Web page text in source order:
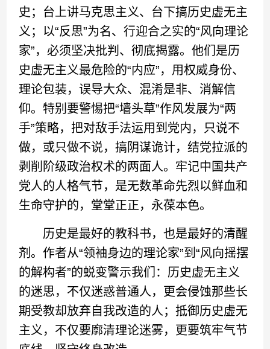
史；台上讲马克思主义、台下搞历史虚无主
义；以“反思”为名、行迎合之实的“风向理论
家”，必须坚决批判、彻底揭露。他们是历
史虚无主义最危险的“内应”，用权威身份、
理论包装，误导大众、混淆是非、消解信
仰。特别要警惕把“墙头草”作风发展为“两
手”策略，把对敌手法运用到党内，只说不
做，或只做不说，搞阴谋诡计，结党拉派的
剥削阶级政治权术的两面人。牢记中国共产
党人的人格气节，是无数革命先烈以鲜血和
生命守护的，堂堂正正，永葆本色。
历史是最好的教科书，也是最好的清醒
剂。作者从“领袖身边的理论家”到“风向摇摆
的解构者”的蜕变警示我们：历史虚无主义
的迷思，不仅迷惑普通人，更会侵蚀那些长
期受教却放弃自我改造的人；抵御历史虚无
主义，不仅要廓清理论迷雾，更要筑牢气节